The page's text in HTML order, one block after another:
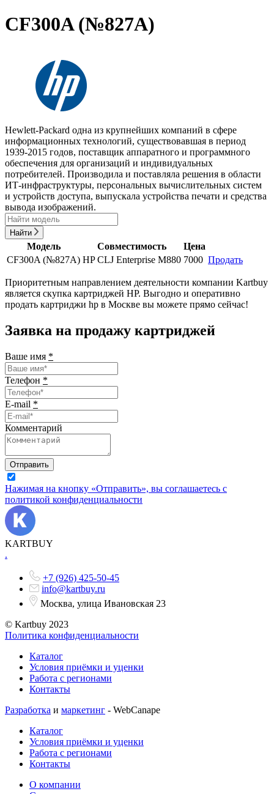
CF300A (№827A)
Hewlett-Packard одна из крупнейших компаний в сфере
информационных технологий, существовавшая в период
1939-2015 годов, поставщик аппаратного и программного
обеспечения для организаций и индивидуальных
потребителей. Производила и поставляла решения в области
ИТ-инфраструктуры, персональных вычислительных систем
и устройств доступа, выпускала устройства печати и средства
вывода изображений.
Найти
Модель Совместимость
Цена
CF300A (№827A) HP CLJ Enterprise M880 7000 Продать
Приоритетным направлением деятельности компании Kartbuy
является скупка картриджей HP. Выгодно и оперативно
продать картриджи hp в Москве вы можете прямо сейчас!
Заявка на продажу картриджей
Ваше имя *
Телефон *
E-mail *
Комментарий
Отправить
Нажимая на кнопку «Отправить», вы соглашаетесь с
политикой конфиденциальности
KARTBUY
.
+7 (926) 425-50-45
info@kartbuy.ru
Москва, улица Ивановская 23
© Kartbuy 2023
Политика конфиденциальности
Каталог
Условия приёмки и уценки
Работа с регионами
Контакты
Разработка и маркетинг - WebCanape
Каталог
Условия приёмки и уценки
Работа с регионами
Контакты
О компании